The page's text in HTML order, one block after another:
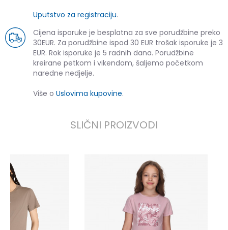
Uputstvo za registraciju.
Cijena isporuke je besplatna za sve porudžbine preko
30EUR. Za porudžbine ispod 30 EUR trošak isporuke je 3
EUR. Rok isporuke je 5 radnih dana. Porudžbine
kreirane petkom i vikendom, šaljemo početkom
naredne nedjelje.
Više o Uslovima kupovine.
SLIČNI PROIZVODI